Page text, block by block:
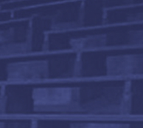
Tourstartpunkt